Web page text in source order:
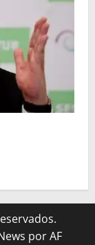
por AF